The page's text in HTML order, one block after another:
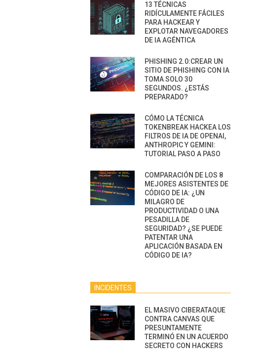
13 TÉCNICAS
RIDÍCULAMENTE FÁCILES
PARA HACKEAR Y
EXPLOTAR NAVEGADORES
DE IA AGÉNTICA
PHISHING 2.0:CREAR UN
SITIO DE PHISHING CON IA
TOMA SOLO 30
SEGUNDOS. ¿ESTÁS
PREPARADO?
CÓMO LA TÉCNICA
TOKENBREAK HACKEA LOS
FILTROS DE IA DE OPENAI,
ANTHROPIC Y GEMINI:
TUTORIAL PASO A PASO
COMPARACIÓN DE LOS 8
MEJORES ASISTENTES DE
CÓDIGO DE IA: ¿UN
MILAGRO DE
PRODUCTIVIDAD O UNA
PESADILLA DE
SEGURIDAD? ¿SE PUEDE
PATENTAR UNA
APLICACIÓN BASADA EN
CÓDIGO DE IA?
INCIDENTES
EL MASIVO CIBERATAQUE
CONTRA CANVAS QUE
PRESUNTAMENTE
TERMINÓ EN UN ACUERDO
SECRETO CON HACKERS